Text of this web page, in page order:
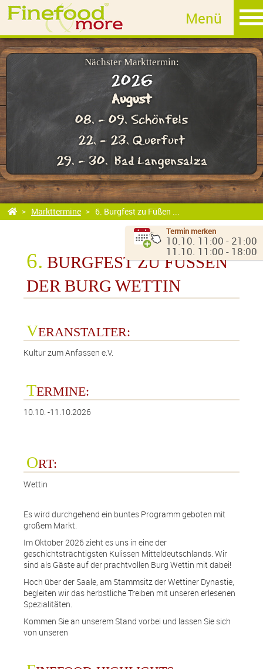
6. Mittelalterspektakel auf Burg Schönfels
14. Historisches Burgfest Querfurt
Mittelalter Stadtfest Bad Langensalza
Mittelalterspektakel Adlersberg / Petershof
49. Leipziger Markttage
6. Burgfest zu Füßen der Burg Wettin
Reformationsfest Lutherstadt Wittenberg
Martinsmarkt in Dieburg
Weihnachtsmarkt Leipzig
Fruchtlikör
Edelbrand
Whisky
Rum
Essig
Salz
info@finefoodandmore.de
+49 (0)151 56045346
vCard speichern
Nächster Markttermin:
2026
August
08. - 09. Schönfels
22. - 23. Querfurt
29. - 30. Bad Langensalza
Markttermine 6. Burgfest zu Füßen ...
Termin merken
10.10. 11:00 - 21:00
11.10. 11:00 - 18:00
6. BURGFEST ZU FÜSSEN
DER BURG WETTIN
VERANSTALTER:
Kultur zum Anfassen e.V.
TERMINE:
10.10. -11.10.2026
ORT:
Wettin
Es wird durchgehend ein buntes Programm geboten mit
großem Markt.
Im Oktober 2026 zieht es uns in eine der
geschichtsträchtigsten Kulissen Mitteldeutschlands. Wir
sind als Gäste auf der prachtvollen Burg Wettin mit dabei!
Hoch über der Saale, am Stammsitz der Wettiner Dynastie,
begleiten wir das herbstliche Treiben mit unseren erlesenen
Spezialitäten.
Kommen Sie an unserem Stand vorbei und lassen Sie sich
von unseren